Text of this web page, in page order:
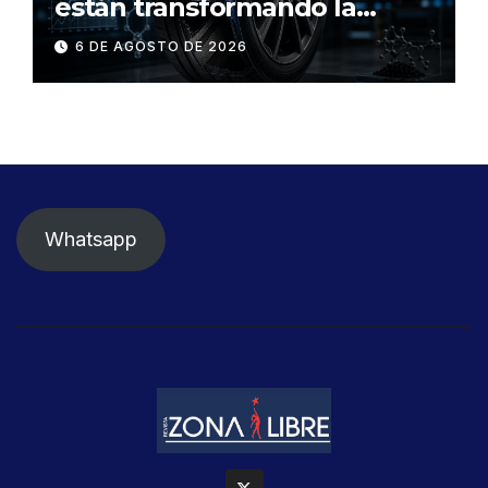
están transformando la
industria de los neumáticos y
redefinen el futuro de la
movilidad
6 DE AGOSTO DE 2026
Whatsapp